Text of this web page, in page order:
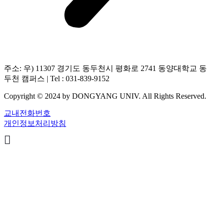
주소: 우) 11307 경기도 동두천시 평화로 2741 동양대학교 동
두천 캠퍼스 | Tel : 031-839-9152
Copyright © 2024 by DONGYANG UNIV. All Rights Reserved.
교내전화번호
개인정보처리방침